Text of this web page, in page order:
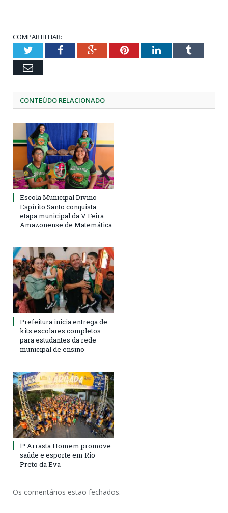
COMPARTILHAR:
TwitterFacebookGoogle+PinterestLinkedInTumblr
Email
CONTEÚDO RELACIONADO
Escola Municipal Divino
Espírito Santo conquista
etapa municipal da V Feira
Amazonense de Matemática
Prefeitura inicia entrega de
kits escolares completos
para estudantes da rede
municipal de ensino
1º Arrasta Homem promove
saúde e esporte em Rio
Preto da Eva
Os comentários estão fechados.